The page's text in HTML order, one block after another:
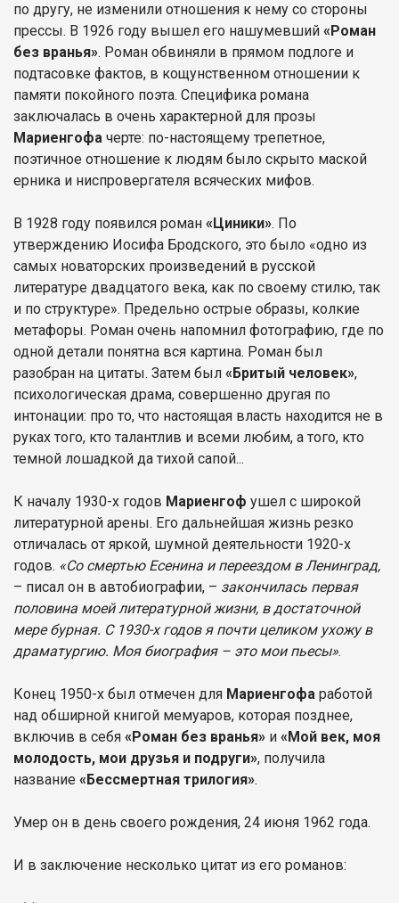
по другу, не изменили отношения к нему со стороны
прессы. В 1926 году вышел его нашумевший «Роман
без вранья». Роман обвиняли в прямом подлоге и
подтасовке фактов, в кощунственном отношении к
памяти покойного поэта. Специфика романа
заключалась в очень характерной для прозы
Мариенгофа черте: по-настоящему трепетное,
поэтичное отношение к людям было скрыто маской
ерника и ниспровергателя всяческих мифов.
В 1928 году появился роман «Циники». По
утверждению Иосифа Бродского, это было «одно из
самых новаторских произведений в русской
литературе двадцатого века, как по своему стилю, так
и по структуре». Предельно острые образы, колкие
метафоры. Роман очень напомнил фотографию, где по
одной детали понятна вся картина. Роман был
разобран на цитаты. Затем был «Бритый человек»,
психологическая драма, совершенно другая по
интонации: про то, что настоящая власть находится не в
руках того, кто талантлив и всеми любим, а того, кто
темной лошадкой да тихой сапой...
К началу 1930-х годов Мариенгоф ушел с широкой
литературной арены. Его дальнейшая жизнь резко
отличалась от яркой, шумной деятельности 1920-х
годов. «Со смертью Есенина и переездом в Ленинград,
– писал он в автобиографии, – закончилась первая
половина моей литературной жизни, в достаточной
мере бурная. С 1930-х годов я почти целиком ухожу в
драматургию. Моя биография – это мои пьесы».
Конец 1950-х был отмечен для Мариенгофа работой
над обширной книгой мемуаров, которая позднее,
включив в себя «Роман без вранья» и «Мой век, моя
молодость, мои друзья и подруги», получила
название «Бессмертная трилогия».
Умер он в день своего рождения, 24 июня 1962 года.
И в заключение несколько цитат из его романов: